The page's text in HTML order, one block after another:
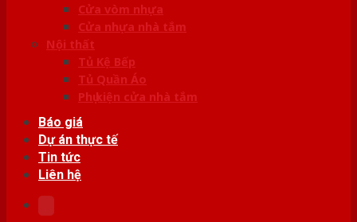
Cửa vòm nhựa
Cửa nhựa nhà tắm
Nội thất
Tủ Kệ Bếp
Tủ Quần Áo
Phụ kiện cửa nhà tắm
Báo giá
Dự án thực tế
Tin tức
Liên hệ